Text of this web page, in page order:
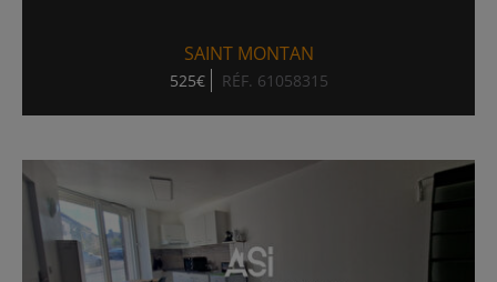
SAINT MONTAN
525€ RÉF. 61058315